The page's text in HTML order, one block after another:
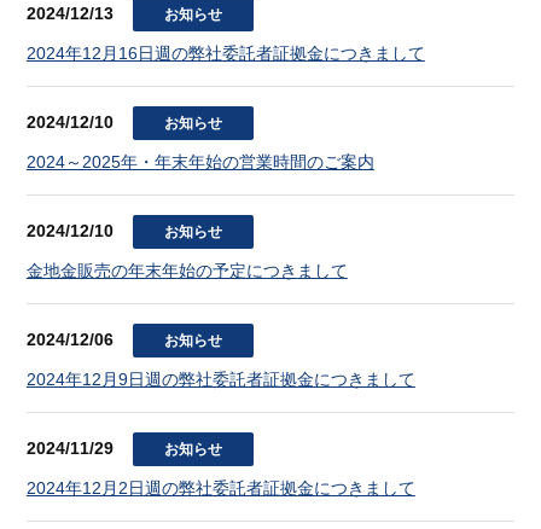
2024/12/13 お知らせ
2024年12月16日週の弊社委託者証拠金につきまして
2024/12/10 お知らせ
2024～2025年・年末年始の営業時間のご案内
2024/12/10 お知らせ
金地金販売の年末年始の予定につきまして
2024/12/06 お知らせ
2024年12月9日週の弊社委託者証拠金につきまして
2024/11/29 お知らせ
2024年12月2日週の弊社委託者証拠金につきまして